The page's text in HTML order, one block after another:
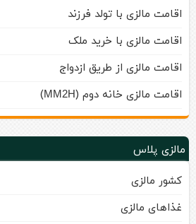
اقامت مالزی با تولد فرزند
اقامت مالزی با خرید ملک
اقامت مالزی از طریق ازدواج
اقامت مالزی خانه دوم (MM2H
)
مالزی پلاس
کشور مالزی
غذاهای مالزی